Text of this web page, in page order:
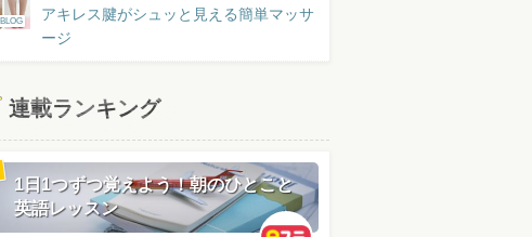
BLOG
アキレス腱がシュッと見える簡単マッサ
ージ
連載ランキング
1日1つずつ覚えよう！朝のひとこと
英語レッスン